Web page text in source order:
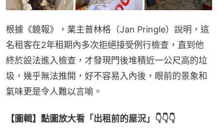
根據《鏡報》，業主普林格（Jan Pringle）說明，這
名租客在2年租期內多次拒絕接受例行檢查，直到他
終於設法進入檢查，才發現門後堆積近一公尺高的垃
圾，幾乎無法推開，好不容易入內後，眼前的景象和
氣味更是令人難以言喻。
【圖輯】點圖放大看「出租前的屋況」👇👇👇